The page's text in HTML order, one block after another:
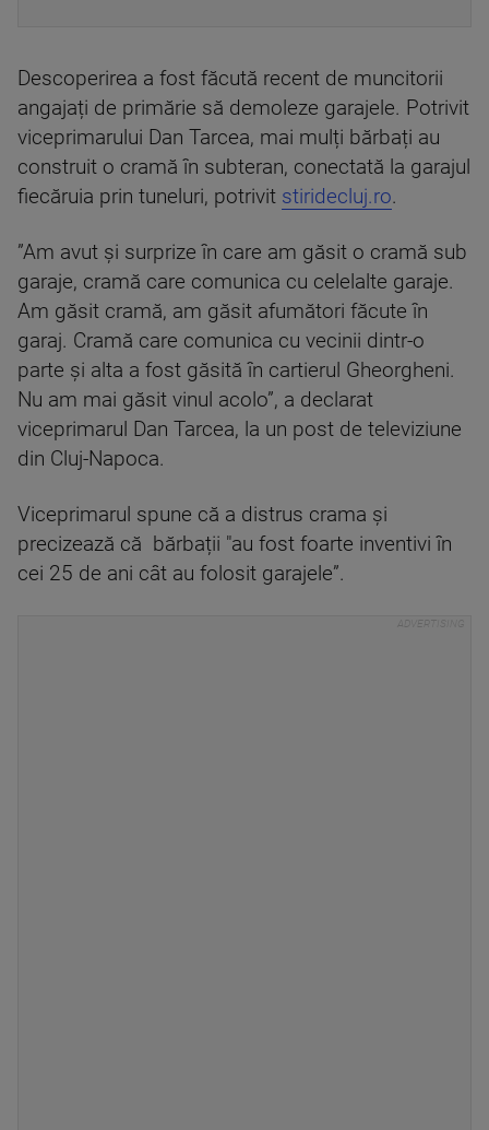
Descoperirea a fost făcută recent de muncitorii
angajați de primărie să demoleze garajele. Potrivit
viceprimarului Dan Tarcea, mai mulți bărbați au
construit o cramă în subteran, conectată la garajul
fiecăruia prin tuneluri, potrivit stiridecluj.ro.
”Am avut și surprize în care am găsit o cramă sub
garaje, cramă care comunica cu celelalte garaje.
Am găsit cramă, am găsit afumători făcute în
garaj. Cramă care comunica cu vecinii dintr-o
parte și alta a fost găsită în cartierul Gheorgheni.
Nu am mai găsit vinul acolo”, a declarat
viceprimarul Dan Tarcea, la un post de televiziune
din Cluj-Napoca.
Viceprimarul spune că a distrus crama și
precizează că bărbații "au fost foarte inventivi în
cei 25 de ani cât au folosit garajele”.